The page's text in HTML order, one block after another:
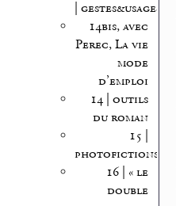
| gestes&usages
14bis, avec
Perec, La vie
mode
d’emploi
14 | outils
du roman
15 |
photofictions
16 | « le
double